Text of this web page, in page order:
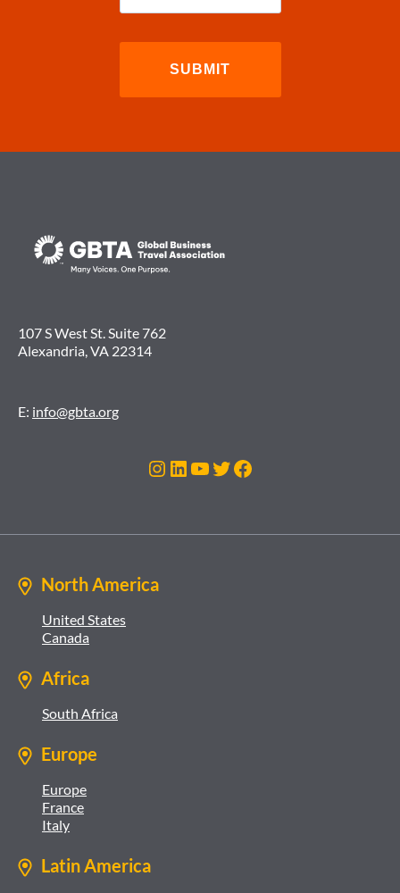
107 S West St. Suite 762
Alexandria, VA 22314
E: info@gbta.org
Instagram
LinkedIn
YouTube
Twitter
Facebook
North America
United States
Canada
Africa
South Africa
Europe
Europe
France
Italy
Latin America